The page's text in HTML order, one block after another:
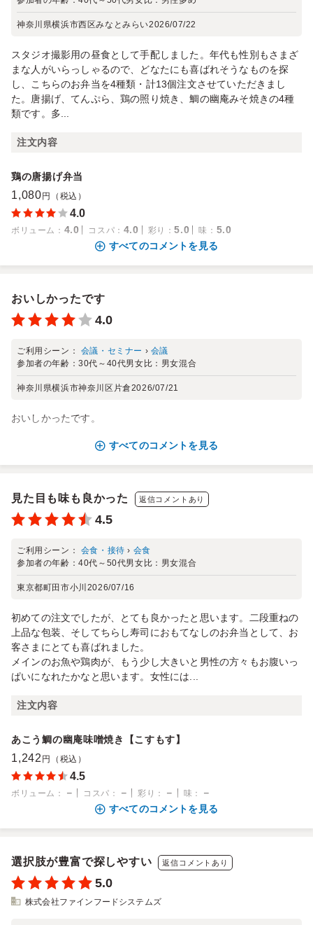
神奈川県横浜市西区みなとみらい2026/07/22
スタジオ撮影用の昼食として手配しました。年代も性別もさまざ
まな人がいらっしゃるので、どなたにも喜ばれそうなものを探
し、こちらのお弁当を4種類・計13個注文させていただきまし
た。唐揚げ、てんぷら、鶏の照り焼き、鯛の幽庵みそ焼きの4種
類です。多...
注文内容
鶏の唐揚げ弁当
1,080 円（税込）
4.0
ボリューム ： 4.0 コスパ ： 4.0 彩り ：5.0 味 ： 5.0
すべてのコメントを見る
おいしかったです
4.0
ご利用シーン： 会議・セミナー › 会議
参加者の年齢：30代～40代男女比： 男女混合
神奈川県横浜市神奈川区片倉2026/07/21
おいしかったです。
すべてのコメントを見る
見た目も味も良かった 返信コメントあり
4.5
ご利用シーン： 会食・接待 › 会食
参加者の年齢：40代～50代男女比： 男女混合
東京都町田市小川 2026/07/16
初めての注文でしたが、とても良かったと思います。二段重ねの
上品な包装、そしてちらし寿司におもてなしのお弁当として、お
客さまにとても喜ばれました。
メインのお魚や鶏肉が、もう少し大きいと男性の方々もお腹いっ
ぱいになれたかなと思います。女性には...
注文内容
あこう鯛の幽庵味噌焼き【こすもす】
1,242 円（税込）
4.5
ボリューム ： － コスパ ： － 彩り ： － 味 ：
－
すべてのコメントを見る
選択肢が豊富で探しやすい 返信コメントあり
5.0
株式会社ファインフードシステムズ